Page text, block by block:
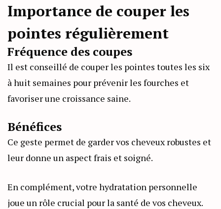
Importance de couper les
pointes régulièrement
Fréquence des coupes
Il est conseillé de couper les pointes toutes les six
à huit semaines pour prévenir les fourches et
favoriser une croissance saine.
Bénéfices
Ce geste permet de garder vos cheveux robustes et
leur donne un aspect frais et soigné.
En complément, votre hydratation personnelle
joue un rôle crucial pour la santé de vos cheveux.